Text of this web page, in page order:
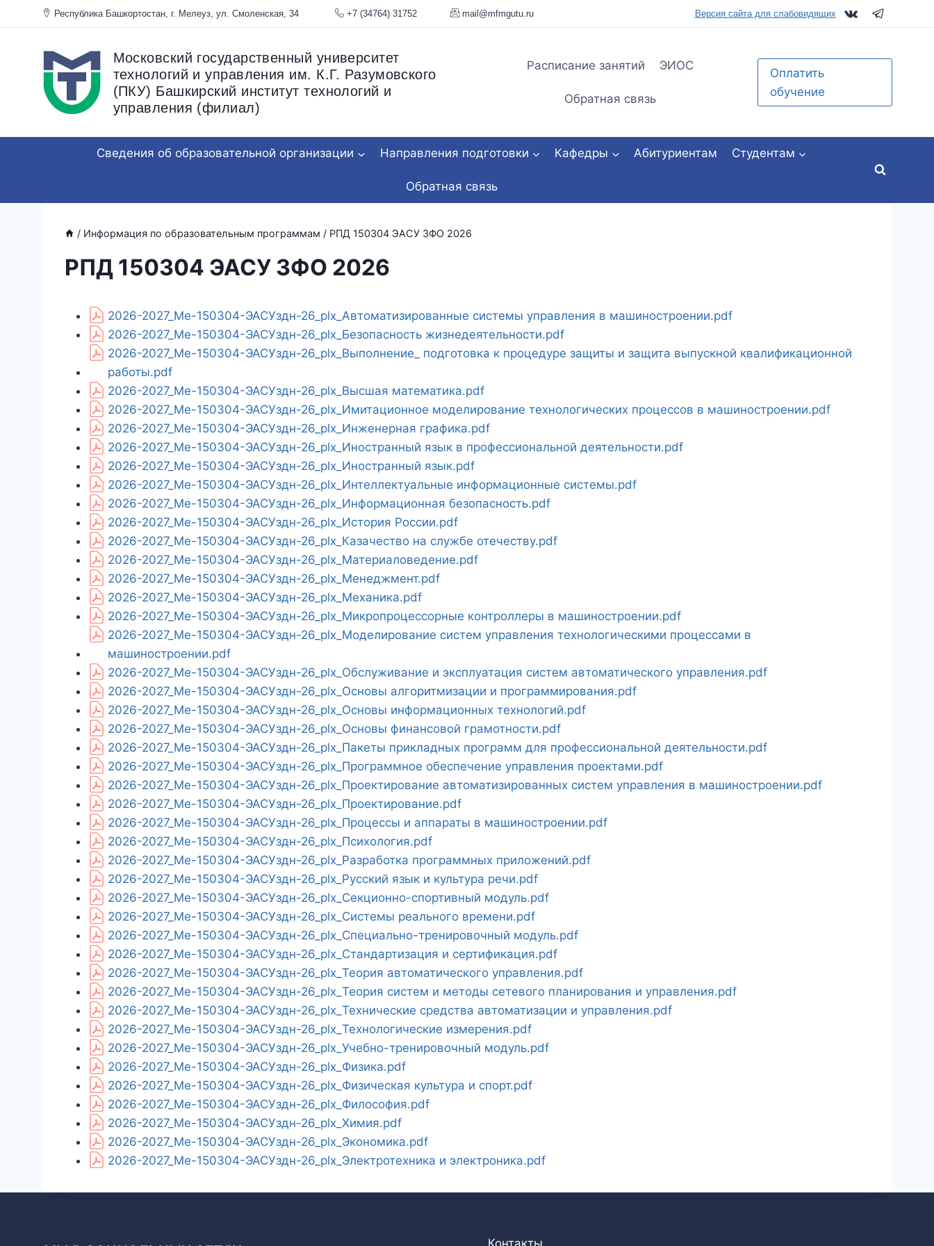
Перейти
Республика Башкортостан, г. Мелеуз, ул. Смоленская, 34 +7 (34764) 31752 mail@mfmgutu.ru Версия сайта для слабовидящих
Московский государственный университет
технологий и управления им. К.Г. Разумовского
(ПКУ) Башкирский институт технологий и
управления (филиал)
Расписание занятий ЭИОС
Обратная связь
Оплатить
обучение
Сведения об образовательной организации Направления подготовки Кафедры Абитуриентам Студентам
Обратная связь
/ Информация по образовательным программам / РПД 150304 ЭАСУ ЗФО 2026
РПД 150304 ЭАСУ ЗФО 2026
2026-2027_Ме-150304-ЭАСУздн-26_plx_Автоматизированные системы управления в машиностроении.pdf
2026-2027_Ме-150304-ЭАСУздн-26_plx_Безопасность жизнедеятельности.pdf
2026-2027_Ме-150304-ЭАСУздн-26_plx_Выполнение_ подготовка к процедуре защиты и защита выпускной квалификационной
работы.pdf
2026-2027_Ме-150304-ЭАСУздн-26_plx_Высшая математика.pdf
2026-2027_Ме-150304-ЭАСУздн-26_plx_Имитационное моделирование технологических процессов в машиностроении.pdf
2026-2027_Ме-150304-ЭАСУздн-26_plx_Инженерная графика.pdf
2026-2027_Ме-150304-ЭАСУздн-26_plx_Иностранный язык в профессиональной деятельности.pdf
2026-2027_Ме-150304-ЭАСУздн-26_plx_Иностранный язык.pdf
2026-2027_Ме-150304-ЭАСУздн-26_plx_Интеллектуальные информационные системы.pdf
2026-2027_Ме-150304-ЭАСУздн-26_plx_Информационная безопасность.pdf
2026-2027_Ме-150304-ЭАСУздн-26_plx_История России.pdf
2026-2027_Ме-150304-ЭАСУздн-26_plx_Казачество на службе отечеству.pdf
2026-2027_Ме-150304-ЭАСУздн-26_plx_Материаловедение.pdf
2026-2027_Ме-150304-ЭАСУздн-26_plx_Менеджмент.pdf
2026-2027_Ме-150304-ЭАСУздн-26_plx_Механика.pdf
2026-2027_Ме-150304-ЭАСУздн-26_plx_Микропроцессорные контроллеры в машиностроении.pdf
2026-2027_Ме-150304-ЭАСУздн-26_plx_Моделирование систем управления технологическими процессами в
машиностроении.pdf
2026-2027_Ме-150304-ЭАСУздн-26_plx_Обслуживание и эксплуатация систем автоматического управления.pdf
2026-2027_Ме-150304-ЭАСУздн-26_plx_Основы алгоритмизации и программирования.pdf
2026-2027_Ме-150304-ЭАСУздн-26_plx_Основы информационных технологий.pdf
2026-2027_Ме-150304-ЭАСУздн-26_plx_Основы финансовой грамотности.pdf
2026-2027_Ме-150304-ЭАСУздн-26_plx_Пакеты прикладных программ для профессиональной деятельности.pdf
2026-2027_Ме-150304-ЭАСУздн-26_plx_Программное обеспечение управления проектами.pdf
2026-2027_Ме-150304-ЭАСУздн-26_plx_Проектирование автоматизированных систем управления в машиностроении.pdf
2026-2027_Ме-150304-ЭАСУздн-26_plx_Проектирование.pdf
2026-2027_Ме-150304-ЭАСУздн-26_plx_Процессы и аппараты в машиностроении.pdf
2026-2027_Ме-150304-ЭАСУздн-26_plx_Психология.pdf
2026-2027_Ме-150304-ЭАСУздн-26_plx_Разработка программных приложений.pdf
2026-2027_Ме-150304-ЭАСУздн-26_plx_Русский язык и культура речи.pdf
2026-2027_Ме-150304-ЭАСУздн-26_plx_Секционно-спортивный модуль.pdf
2026-2027_Ме-150304-ЭАСУздн-26_plx_Системы реального времени.pdf
2026-2027_Ме-150304-ЭАСУздн-26_plx_Специально-тренировочный модуль.pdf
2026-2027_Ме-150304-ЭАСУздн-26_plx_Стандартизация и сертификация.pdf
2026-2027_Ме-150304-ЭАСУздн-26_plx_Теория автоматического управления.pdf
2026-2027_Ме-150304-ЭАСУздн-26_plx_Теория систем и методы сетевого планирования и управления.pdf
2026-2027_Ме-150304-ЭАСУздн-26_plx_Технические средства автоматизации и управления.pdf
2026-2027_Ме-150304-ЭАСУздн-26_plx_Технологические измерения.pdf
2026-2027_Ме-150304-ЭАСУздн-26_plx_Учебно-тренировочный модуль.pdf
2026-2027_Ме-150304-ЭАСУздн-26_plx_Физика.pdf
2026-2027_Ме-150304-ЭАСУздн-26_plx_Физическая культура и спорт.pdf
2026-2027_Ме-150304-ЭАСУздн-26_plx_Философия.pdf
2026-2027_Ме-150304-ЭАСУздн-26_plx_Химия.pdf
2026-2027_Ме-150304-ЭАСУздн-26_plx_Экономика.pdf
2026-2027_Ме-150304-ЭАСУздн-26_plx_Электротехника и электроника.pdf